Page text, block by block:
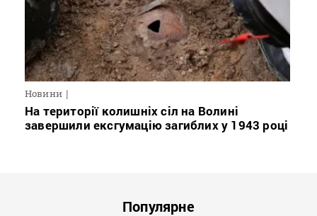
Новини
На території колишніх сіл на Волині
завершили ексгумацію загиблих у 1943 році
Популярне